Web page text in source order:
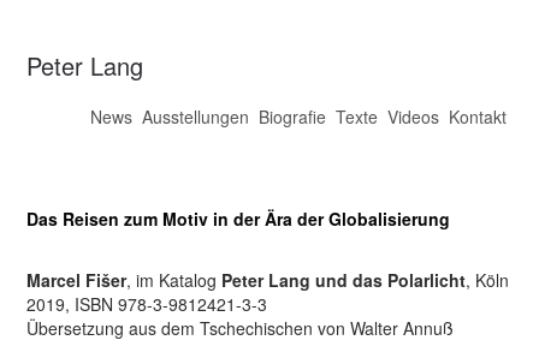
Peter Lang
News Ausstellungen Biografie Texte Videos Kontakt
Das Reisen zum Motiv in der Ära der Globalisierung
Marcel Fišer, im Katalog Peter Lang und das Polarlicht, Köln
2019, ISBN 978-3-9812421-3-3
Übersetzung aus dem Tschechischen von Walter Annuß